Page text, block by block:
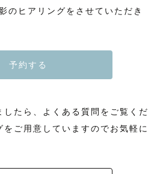
のヒアリングをさせていただき
予約する
したら、よくある質問をご覧くだ
をご用意していますのでお気軽に